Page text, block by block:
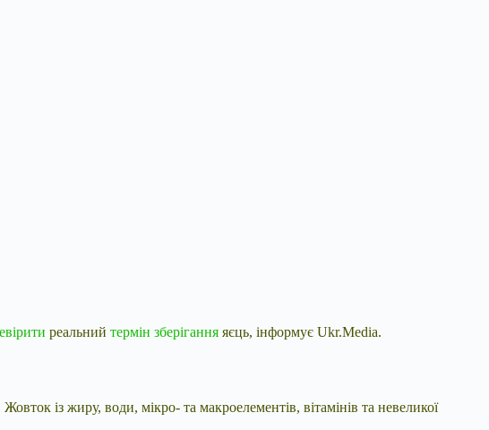
реальний термін зберігання яєць, інформує Ukr.Media.
із жиру, води, мікро- та макроелементів, вітамінів та невеликої